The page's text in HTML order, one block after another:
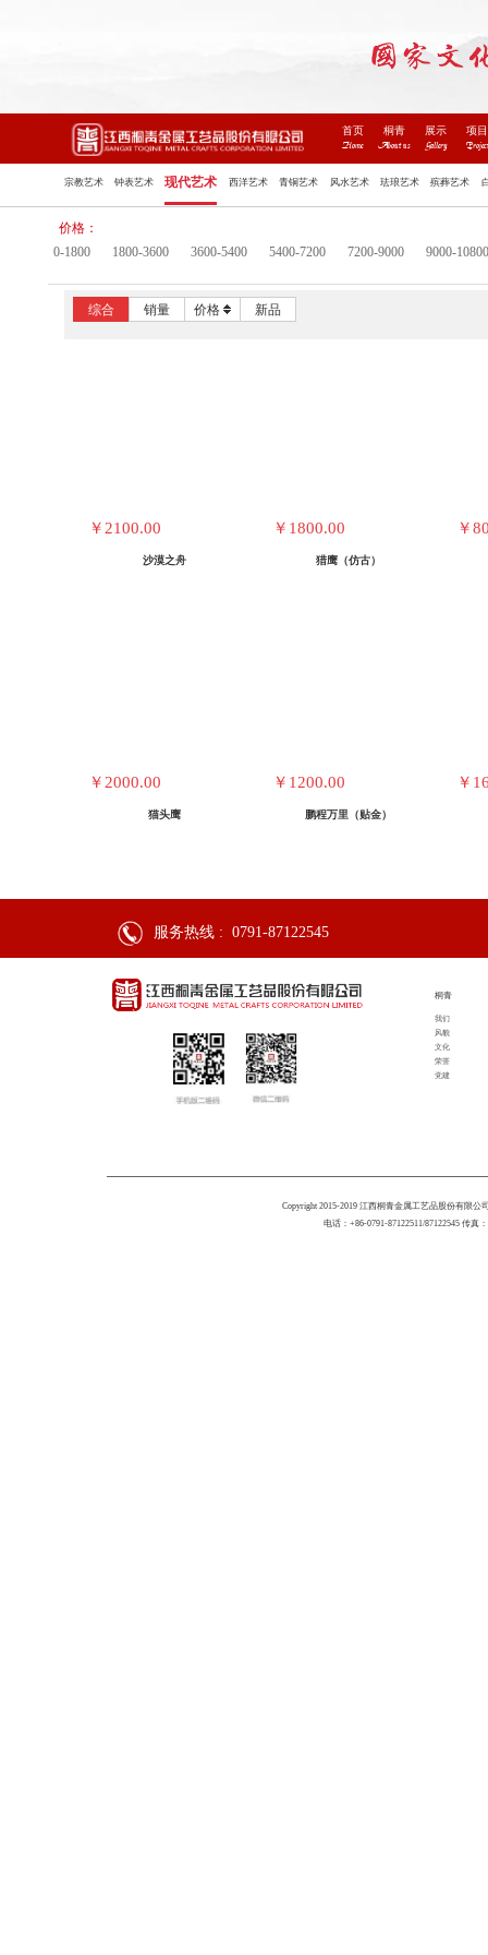
首页
Home
桐青
About us
展示
Gallery
项目
Project
宗教艺术 钟表艺术 现代艺术 西洋艺术 青铜艺术 风水艺术 珐琅艺术 殡葬艺术
价格：
0-1800
1800-3600 3600-5400 5400-7200 7200-9000 9000-10800
综合 销量 价格 新品
￥2100.00
沙漠之舟
￥1800.00
猎鹰（仿古）
￥
￥2000.00
猫头鹰
￥1200.00
鹏程万里（贴金）
￥
服务热线 : 0791-87122545
桐青
我们
风貌
文化
荣誉
党建
Copyright 2015-2019 江西桐青金属工艺品股份有限公
电话：+86-0791-87122511/87122545 传真